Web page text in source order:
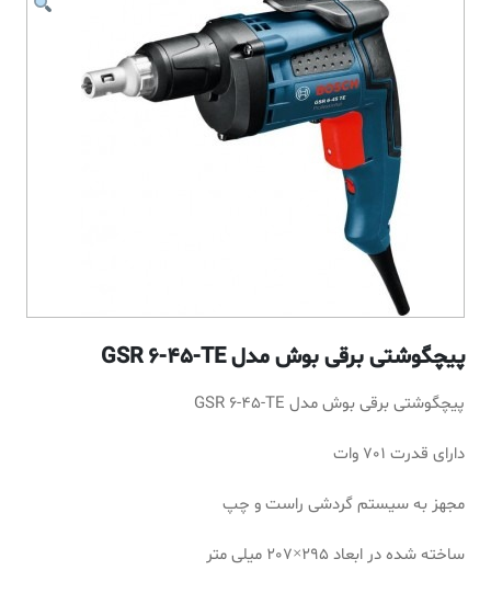
پیچگوشتی برقی بوش مدل GSR 6-45-TE
پیچگوشتی برقی بوش مدل GSR 6-45-TE
دارای قدرت 701 وات
مجهز به سیستم گردشی راست و چپ
ساخته شده در ابعاد 295×207 میلی متر